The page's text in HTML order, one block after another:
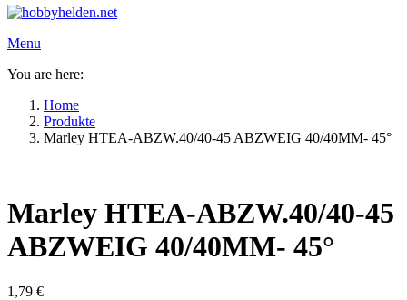
Menu
You are here:
Home
Produkte
Marley HTEA-ABZW.40/40-45 ABZWEIG 40/40MM- 45°
Marley HTEA-ABZW.40/40-45
ABZWEIG 40/40MM- 45°
1,79 €